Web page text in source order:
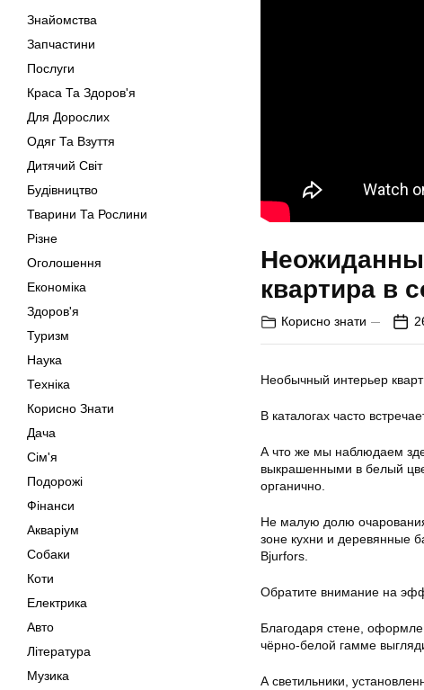
Знайомства
Запчастини
Послуги
Краса Та Здоров'я
Для Дорослих
Одяг Та Взуття
Дитячий Світ
Будівництво
Тварини Та Рослини
Різне
Оголошення
Економіка
Здоров'я
Туризм
Наука
Техніка
Корисно Знати
Дача
Сім'я
Подорожі
Фінанси
Акваріум
Собаки
Коти
Електрика
Авто
Література
Музика
квартира в
Корисно знати
Необычный интерьер
В каталогах часто
А что же мы наблюдаем
выкрашенными в белый
органично.
Не малую долю
зоне кухни и деревянные
Bjurfors.
Обратите внимание на
Благодаря стене,
чёрно-белой гамме
А светильники,